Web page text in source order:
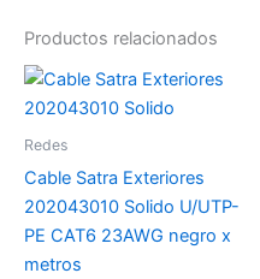
Productos relacionados
Redes
Cable Satra Exteriores
202043010 Solido U/UTP-
PE CAT6 23AWG negro x
metros